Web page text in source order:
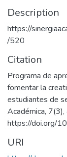
Description
https://
/520
Citation
Programa de
fomentar la
estudiantes de
Académica,
https://doi.org/
URI